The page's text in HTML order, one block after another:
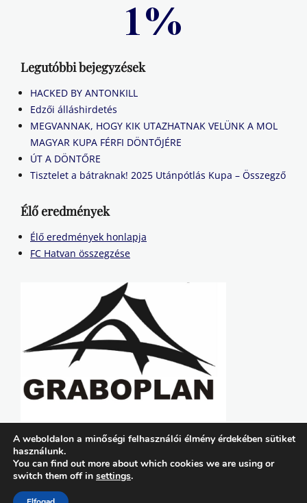
Legutóbbi bejegyzések
HACKED BY ANTONKILL
Edzői álláshirdetés
MEGVANNAK, HOGY KIK UTAZHATNAK VELÜNK A MOL
MAGYAR KUPA FÉRFI DÖNTŐJÉRE
ÚT A DÖNTŐRE
Tisztelet a bátraknak! 2025 Utánpótlás Kupa – Összegző
Élő eredmények
Élő eredmények honlapja
FC Hatvan összegzése
Copyright © 2026
A weboldalon a minőségi felhasználói élmény érdekében sütiket
használunk.
You can find out more about which cookies we are using or
switch them off in settings.